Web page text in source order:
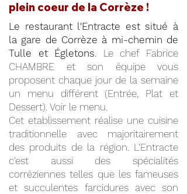
plein coeur de la Corrèze !
Le restaurant l'Entracte est situé à
la gare de Corrèze à mi-chemin de
Tulle et Égletons. Le chef Fabrice
CHAMBRE et son équipe vous
proposent chaque jour de la semaine
un menu différent (Entrée, Plat et
Dessert). Voir le menu.
Cet etablissement réalise une cuisine
traditionnelle avec majoritairement
des produits de la région. L'Entracte
c'est aussi des spécialités
corréziennes telles que les fameuses
et succulentes farcidures avec son